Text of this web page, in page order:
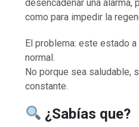
desencadenar una
como para impedir la
El problema: este estado
normal.
No porque sea saludable,
constante.
¿Sabías que?